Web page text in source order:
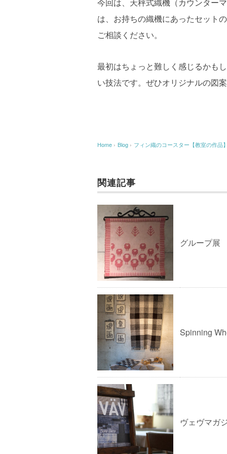
は、お持ちの織機にあったセット
ご相談ください。
最初はちょっと難しく感じるかも
い技法です。ぜひオリジナルの図
Home › Blog › フィン織のコースター【教室の作品
関連記事
グループ展
Spinning
ヴェヴマガ